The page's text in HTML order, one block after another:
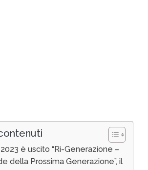
è uscito “Ri-Generazione –
della Prossima Generazione”, il